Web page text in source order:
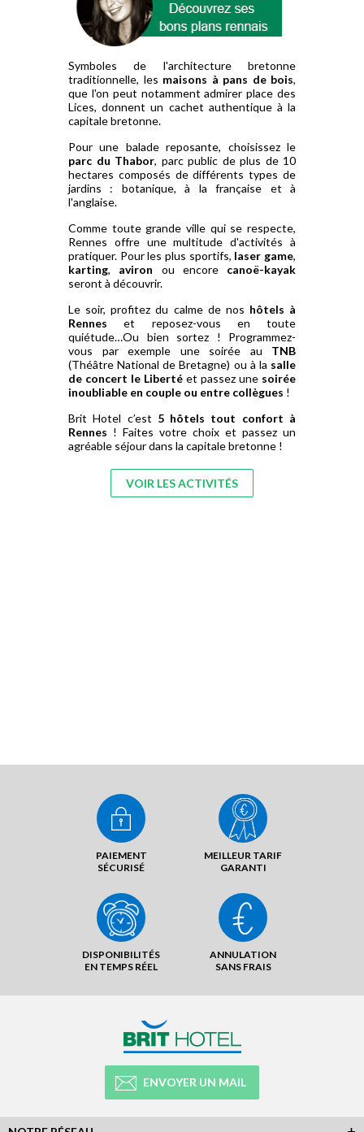
Symboles de l'architecture bretonne
traditionnelle, les maisons à pans de bois,
que l'on peut notamment admirer place des
Lices, donnent un cachet authentique à la
capitale bretonne.
Pour une balade reposante, choisissez le
parc du Thabor, parc public de plus de 10
hectares composés de différents types de
jardins : botanique, à la française et à
l'anglaise.
Comme toute grande ville qui se respecte,
Rennes offre une multitude d'activités à
pratiquer. Pour les plus sportifs, laser game,
karting, aviron ou encore canoë-kayak
seront à découvrir.
Le soir, profitez du calme de nos hôtels à
Rennes et reposez-vous en toute
quiétude…Ou bien sortez ! Programmez-
vous par exemple une soirée au TNB
(Théâtre National de Bretagne) ou à la salle
de concert le Liberté et passez une soirée
inoubliable en couple ou entre collègues !
Brit Hotel c’est 5 hôtels tout confort à
Rennes ! Faites votre choix et passez un
agréable séjour dans la capitale bretonne !
VOIR LES ACTIVITÉS
PAIEMENT
SÉCURISÉ
MEILLEUR TARIF
GARANTI
DISPONIBILITÉS
EN TEMPS RÉEL
ANNULATION
SANS FRAIS
ENVOYER UN MAIL